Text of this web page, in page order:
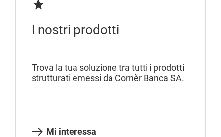
I nostri prodotti
Trova la tua soluzione tra tutti i prodotti
strutturati emessi da Cornèr Banca SA.
Mi interessa